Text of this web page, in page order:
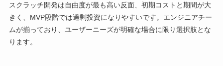
スクラッチ開発は自由度が最も高い反面、初期コストと期間が大
きく、MVP段階では過剰投資になりやすいです。エンジニアチー
ムが揃っており、ユーザーニーズが明確な場合に限り選択肢とな
ります。